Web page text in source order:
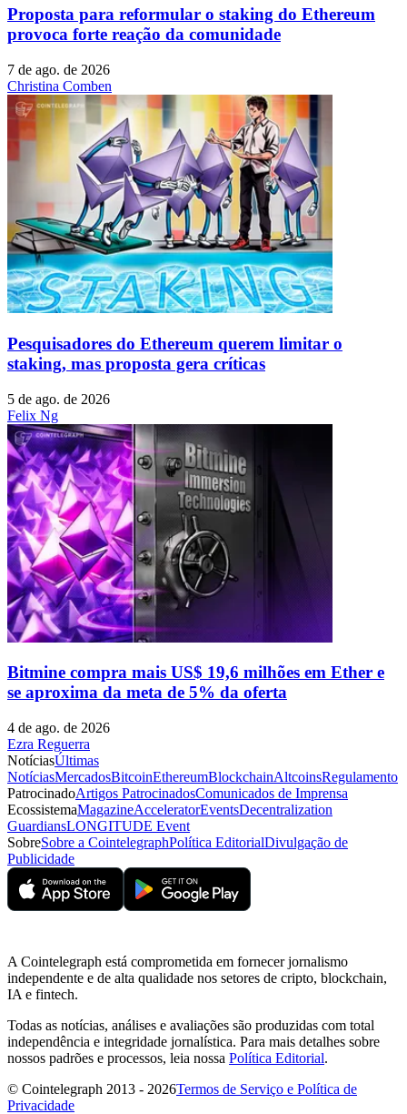
Proposta para reformular o staking do Ethereum
provoca forte reação da comunidade
7 de ago. de 2026
Christina Comben
Pesquisadores do Ethereum querem limitar o
staking, mas proposta gera críticas
5 de ago. de 2026
Felix Ng
Bitmine compra mais US$ 19,6 milhões em Ether e
se aproxima da meta de 5% da oferta
4 de ago. de 2026
Ezra Reguerra
NotíciasÚltimas
NotíciasMercadosBitcoinEthereumBlockchainAltcoinsRegulamento
PatrocinadoArtigos PatrocinadosComunicados de Imprensa
EcossistemaMagazineAcceleratorEventsDecentralization
GuardiansLONGITUDE Event
SobreSobre a CointelegraphPolítica EditorialDivulgação de
Publicidade
A Cointelegraph está comprometida em fornecer jornalismo
independente e de alta qualidade nos setores de cripto, blockchain,
IA e fintech.
Todas as notícias, análises e avaliações são produzidas com total
independência e integridade jornalística. Para mais detalhes sobre
nossos padrões e processos, leia nossa Política Editorial.
© Cointelegraph 2013 - 2026Termos de Serviço e Política de
Privacidade